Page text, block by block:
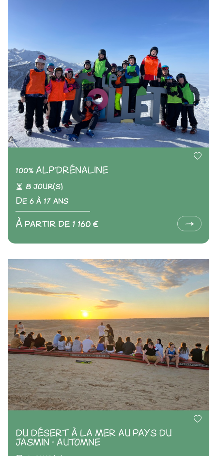
100% ALP'DRÉNALINE
8 jour(s)
De 6 à 17 ans
À partir de 1 160 €
DU DÉSERT À LA MER AU PAYS DU
JASMIN - AUTOMNE